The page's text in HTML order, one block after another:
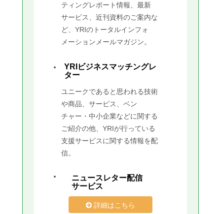
ティングレポート情報、最新
サービス、近刊資料のご案内な
ど、YRIのトータルインフォ
メーションメールマガジン。
YRIビジネスマッチングレ
ター
ユニークであると思われる技術
や商品、サービス、ベン
チャー・中小企業などに関する
ご紹介の他、YRIが行っている
支援サービスに関する情報を配
信。
ニュースレター配信
サービス
詳細はこちら